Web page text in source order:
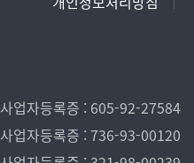
사업자등록증 : 605-92-27584
사업자등록증 : 736-93-00120